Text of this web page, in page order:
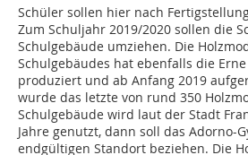
Schüler sollen hier nach
Zum Schuljahr 2019/2020 sollen die
Schulgebäude umziehen. Die
Schulgebäudes hat ebenfalls die Erne
produziert und ab Anfang 2019
wurde das letzte von rund 350
Schulgebäude wird laut der Stadt
Jahre genutzt, dann soll das Adorno-
endgültigen Standort beziehen. Die